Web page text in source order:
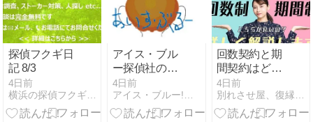
探偵フクギ日
記 8/3
4日前
横浜の探偵フクギ日記
アイス・ブル
ー探偵社の固
定電話の着信
設定を変えた
方が良いかね
4日前
回数契約と期
間契約はどち
らが良い？契
約形態より確
認したいこと
4日前